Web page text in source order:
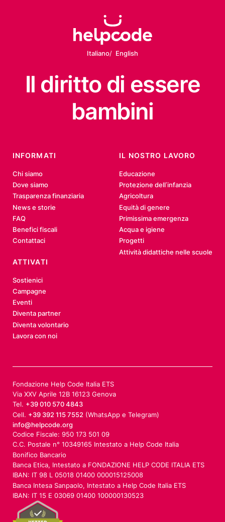
Italiano English
Il diritto di essere
bambini
INFORMATI
Chi siamo
Dove siamo
Trasparenza finanziaria
News e storie
FAQ
Benefici fiscali
Contattaci
IL NOSTRO LAVORO
Educazione
Protezione dell’infanzia
Agricoltura
Equità di genere
Primissima emergenza
Acqua e igiene
Progetti
Attività didattiche nelle scuole
ATTIVATI
Sostienici
Campagne
Eventi
Diventa partner
Diventa volontario
Lavora con noi
Fondazione Help Code Italia ETS
Via XXV Aprile 12B 16123 Genova
Tel. +39 010 570 4843
Cell. +39 392 115 7552 (WhatsApp e Telegram)
info@helpcode.org
Codice Fiscale: 950 173 501 09
C.C. Postale n° 10349165 Intestato a Help Code Italia
Bonifico Bancario
Banca Etica, Intestato a FONDAZIONE HELP CODE ITALIA ETS
IBAN: IT 98 L 05018 01400 000015125008
Banca Intesa Sanpaolo, Intestato a Help Code Italia ETS
IBAN: IT 15 E 03069 01400 100000130523